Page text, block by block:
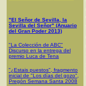
"El Señor de Sevilla, la
Sevilla del Señor" (Anuario
del Gran Poder 2013)
"La Colección de ABC"
Discurso en la entrega del
premio Luca de Tena
"¿Estais puestos", fragmento
inicial de "Los días del gozo",
Pregón Semana Santa 2008